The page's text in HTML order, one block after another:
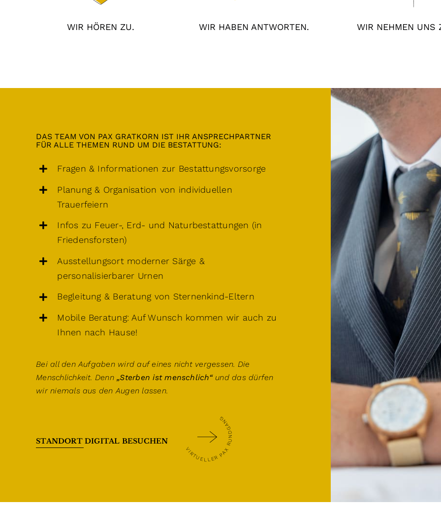
WIR HÖREN ZU. WIR HABEN ANTWORTEN. WIR NEHMEN UNS
DAS TEAM VON PAX GRATKORN IST IHR ANSPRECHPARTNER
FÜR ALLE THEMEN RUND UM DIE BESTATTUNG:
Fragen & Informationen zur Bestattungsvorsorge
Planung & Organisation von individuellen
Trauerfeiern
Infos zu Feuer-, Erd- und Naturbestattungen (in
Friedensforsten)
Ausstellungsort moderner Särge &
personalisierbarer Urnen
Begleitung & Beratung von Sternenkind-Eltern
Mobile Beratung: Auf Wunsch kommen wir auch zu
Ihnen nach Hause!
Bei all den Aufgaben wird auf eines nicht vergessen. Die
Menschlichkeit. Denn„Sterben ist menschlich“und das dürfen
wir niemals aus den Augen lassen.
STANDORT DIGITAL BESUCHEN VIRTUELLER PAX RUNDGANG